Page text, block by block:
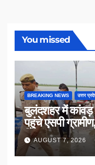
You missed
BREAKING NEWS उत्तर
बुलंदशहर में कांवड़
पहुंचे एसपी
किया संवाद
AUGUST 7, 2026